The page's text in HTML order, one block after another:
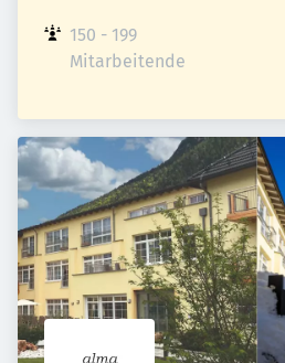
150 - 199
Mitarbeitende